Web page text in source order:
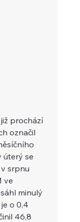
prochází
označil
úterý se
srpnu
ve
minulý
o 0,4
46,8